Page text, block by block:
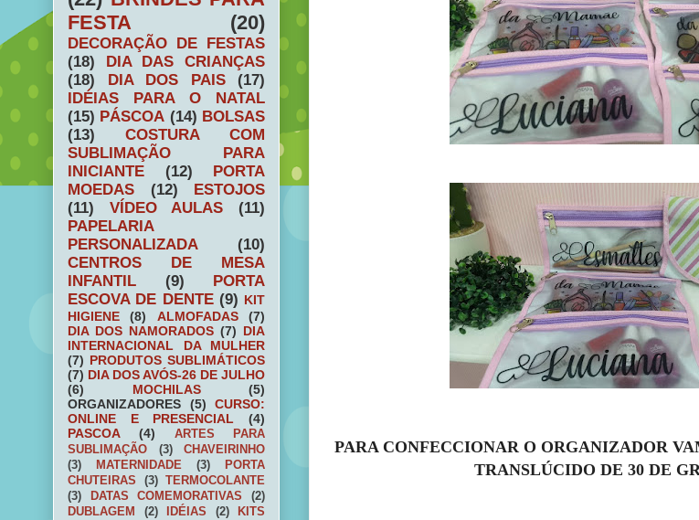
PARA CONFECCIONAR O ORGANIZADOR
TRANSLÚCIDO DE 30 DE
FESTA
(20)
DECORAÇÃO DE FESTAS
(18)
DIA DAS CRIANÇAS
(18)
DIA DOS PAIS
(17)
IDÉIAS PARA O NATAL
(15) PÁSCOA (14) BOLSAS
(13)
COSTURA COM
SUBLIMAÇÃO PARA
INICIANTE
(12)
PORTA
MOEDAS
(12)
ESTOJOS
(11)
VÍDEO AULAS
(11)
PAPELARIA
PERSONALIZADA
(10)
CENTROS DE MESA
INFANTIL
(9)
PORTA
ESCOVA DE DENTE (9) KIT
HIGIENE
(8) ALMOFADAS
(7)
DIA DOS NAMORADOS (7) DIA
INTERNACIONAL DA MULHER
(7) PRODUTOS SUBLIMÁTICOS
(7) DIA DOS AVÓS-26 DE JULHO
(6)
MOCHILAS
(5)
ORGANIZADORES
(5)
CURSO:
ONLINE E PRESENCIAL
(4)
PASCOA
(4)
ARTES PARA
SUBLIMAÇÃO
(3)
CHAVEIRINHO
(3)
MATERNIDADE (3)
PORTA
CHUTEIRAS
(3)
TERMOCOLANTE
(3)
DATAS COMEMORATIVAS
(2)
DUBLAGEM
(2) IDÉIAS (2)
KITS